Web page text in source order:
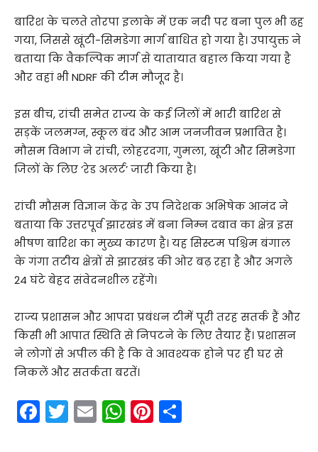
बारिश के चलते तोरपा इलाके में एक नदी पर बना पुल भी ढह
गया, जिससे खूंटी-सिमडेगा मार्ग बाधित हो गया है। उपायुक्त ने
बताया कि वैकल्पिक मार्ग से यातायात बहाल किया गया है
और वहां भी NDRF की टीम मौजूद है।
इस बीच, रांची समेत राज्य के कई जिलों में भारी बारिश से
सड़कें जलमग्न, स्कूल बंद और आम जनजीवन प्रभावित है।
मौसम विभाग ने रांची, लोहरदगा, गुमला, खूंटी और सिमडेगा
जिलों के लिए ‘रेड अलर्ट’ जारी किया है।
रांची मौसम विज्ञान केंद्र के उप निदेशक अभिषेक आनंद ने
बताया कि उत्तरपूर्व झारखंड में बना निम्न दबाव का क्षेत्र इस
भीषण बारिश का मुख्य कारण है। यह सिस्टम पश्चिम बंगाल
के गंगा तटीय क्षेत्रों से झारखंड की ओर बढ़ रहा है और अगले
24 घंटे बेहद संवेदनशील रहेंगे।
राज्य प्रशासन और आपदा प्रबंधन टीमें पूरी तरह सतर्क हैं और
किसी भी आपात स्थिति से निपटने के लिए तैयार हैं। प्रशासन
ने लोगों से अपील की है कि वे आवश्यक होने पर ही घर से
निकलें और सतर्कता बरतें।
F
a
T
w
E
m
W
h
Pi
nt